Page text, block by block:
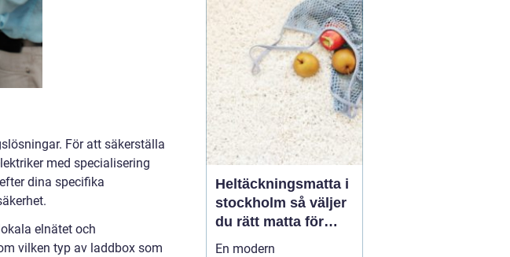
För att säkerställa
med specialisering
dina specifika
elnätet och
vilken typ av laddbox som
säkerhet och h...
Heltäckningsmatta i
stockholm så väljer
du rätt matta för
hem och kontor
En modern